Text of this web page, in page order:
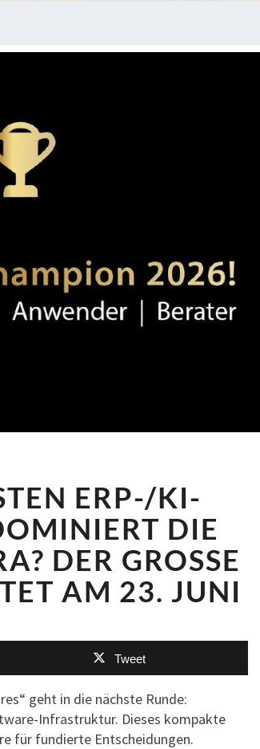
KI-
O
P
ERP-/KI-
DIE
DER GROSSE O
AM 23. JUNI
Tweet
geht in die nächste Runde:
Infrastruktur. Dieses kompakte
für fundierte Entscheidungen.